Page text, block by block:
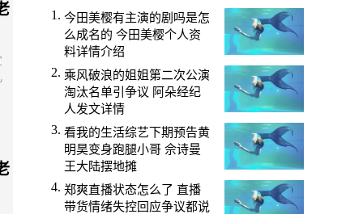
今田美樱有主演的剧吗是怎
么成名的 今田美樱个人资
料详情介绍
乘风破浪的姐姐第二次公演
淘汰名单引争议 阿朵经纪
人发文详情
看我的生活综艺下期预告黄
明昊变身跑腿小哥 佘诗曼
王大陆摆地摊
郑爽直播状态怎么了 直播
带货情绪失控回应争议都说